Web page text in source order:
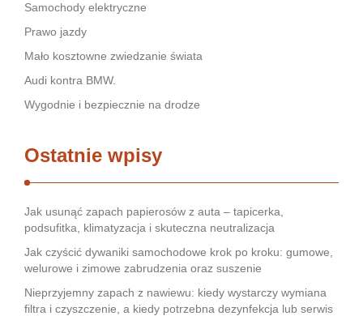
Samochody elektryczne
Prawo jazdy
Mało kosztowne zwiedzanie świata
Audi kontra BMW.
Wygodnie i bezpiecznie na drodze
Ostatnie wpisy
Jak usunąć zapach papierosów z auta – tapicerka,
podsufitka, klimatyzacja i skuteczna neutralizacja
Jak czyścić dywaniki samochodowe krok po kroku: gumowe,
welurowe i zimowe zabrudzenia oraz suszenie
Nieprzyjemny zapach z nawiewu: kiedy wystarczy wymiana
filtra i czyszczenie, a kiedy potrzebna dezynfekcja lub serwis